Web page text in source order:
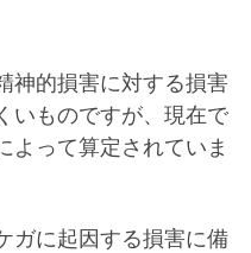
神的損害に対する損害
いものですが、現在で
よって算定されていま
ガに起因する損害に備